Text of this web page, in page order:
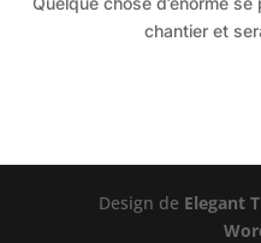
chantier et
Design de Elegant